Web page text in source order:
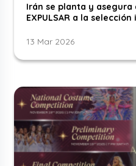
Irán se planta y asegura
EXPULSAR a la
13 Mar 2026